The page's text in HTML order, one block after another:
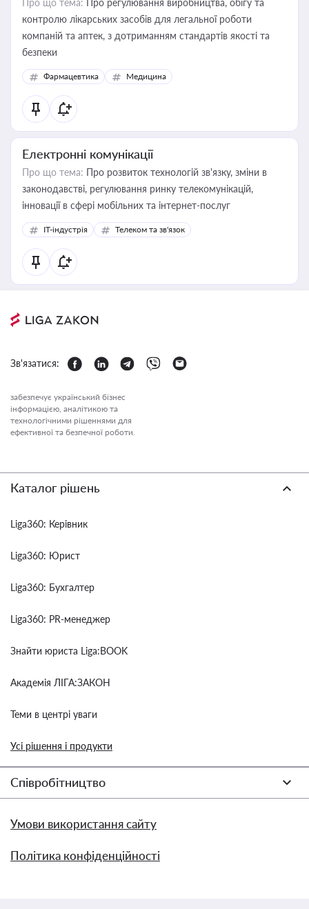
Про що тема: Про регулювання виробництва, обігу та
контролю лікарських засобів для легальної роботи
компаній та аптек, з дотриманням стандартів якості та
безпеки
Фармацевтика Медицина
Електронні комунікації
Про що тема: Про розвиток технологій зв'язку, зміни в
законодавстві, регулювання ринку телекомунікацій,
інновації в сфері мобільних та інтернет-послуг
IT-індустрія Телеком та зв'язок
Зв'язатися:
забезпечує український бізнес
інформацією, аналітикою та
технологічними рішеннями для
ефективної та безпечної роботи.
Каталог рішень
Liga360: Керівник
Liga360: Юрист
Liga360: Бухгалтер
Liga360: PR-менеджер
Знайти юриста Liga:BOOK
Академія ЛІГА:ЗАКОН
Теми в центрі уваги
Усі рішення і продукти
Співробітництво
Умови використання сайту
Політика конфіденційності